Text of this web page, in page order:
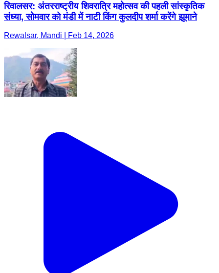
रिवालसर: अंतरराष्ट्रीय शिवरात्रि महोत्सव की पहली सांस्कृतिक
संध्या, सोमवार को मंडी में नाटी किंग कुलदीप शर्मा करेंगे झूमाने
Rewalsar, Mandi | Feb 14, 2026